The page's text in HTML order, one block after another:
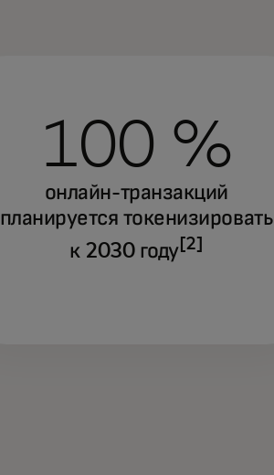
100 %
онлайн-транзакций
планируется токенизировать
к 2030 году[2]